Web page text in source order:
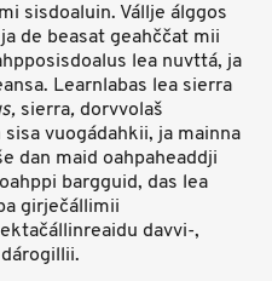
sisdoaluin. Vállje álggos
de beasat geahččat mii
lea nuvttá, ja
Learnlabas lea sierra
sierra, dorvvolaš
vuogádahkii, ja mainna
dan maid oahpaheaddji
bargguid, das lea
girječállimii
davvi-,